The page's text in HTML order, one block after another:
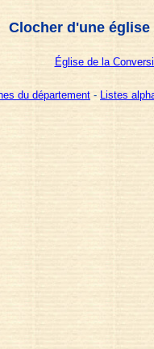
Clocher d'une
Église de la
du département - Listes